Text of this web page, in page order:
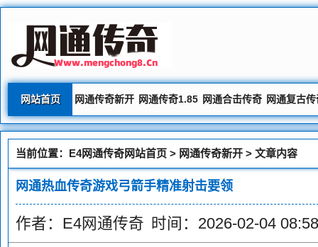
网站首页 网通传奇新开 网通传奇1.85 网通合击传奇 网通复古传
当前位置： E4网通传奇网站首页 > 网通传奇新开 > 文章内容
网通热血传奇游戏弓箭手精准射击要领
作者：E4网通传奇 时间：2026-02-04